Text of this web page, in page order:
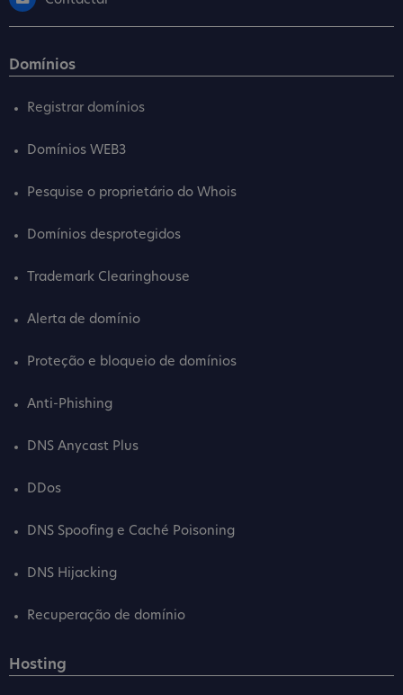
Domínios
Registrar domínios
Domínios WEB3
Pesquise o proprietário do Whois
Domínios desprotegidos
Trademark Clearinghouse
Alerta de domínio
Proteção e bloqueio de domínios
Anti-Phishing
DNS Anycast Plus
DDos
DNS Spoofing e Caché Poisoning
DNS Hijacking
Recuperação de domínio
Hosting